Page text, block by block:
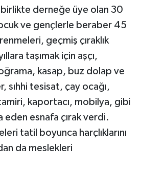
birlikte derneğe üye olan 30
ve gençlerle beraber 45
geçmiş çıraklık
taşımak için aşçı,
kasap, buz dolap ve
sıhhi tesisat, çay ocağı,
kaportacı, mobilya, gibi
eden esnafa çırak verdi.
tatil boyunca harçlıklarını
da meslekleri